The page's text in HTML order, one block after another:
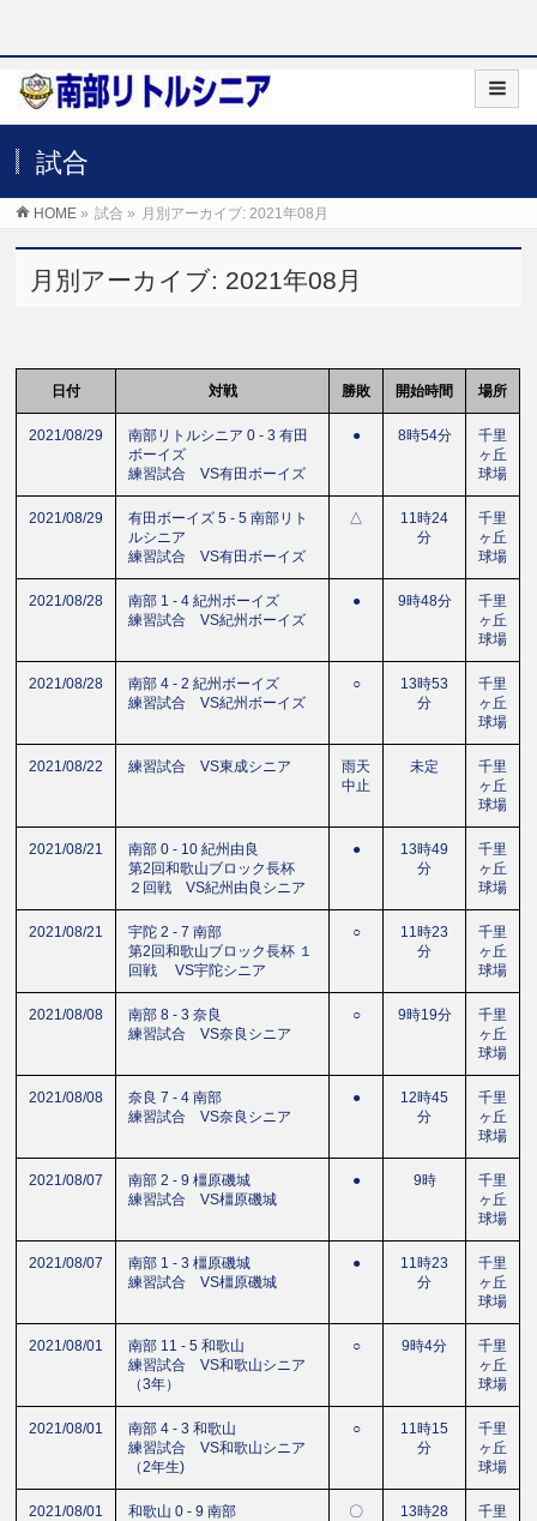
試合
HOME » 試合 » 月別アーカイブ: 2021年08月
月別アーカイブ: 2021年08月
日付 対戦 勝敗 開始時間 場所
2021/08/29
南部リトルシニア 0 - 3 有田
ボーイズ
練習試合 VS有田ボーイズ
● 8時54分
千里
ヶ丘
球場
2021/08/29
有田ボーイズ 5 - 5 南部リト
ルシニア
練習試合 VS有田ボーイズ
△
11時24
分
千里
ヶ丘
球場
2021/08/28
南部 1 - 4 紀州ボーイズ
練習試合 VS紀州ボーイズ
● 9時48分
千里
ヶ丘
球場
2021/08/28
南部 4 - 2 紀州ボーイズ
練習試合 VS紀州ボーイズ
○
13時53
分
千里
ヶ丘
球場
2021/08/22 練習試合 VS東成シニア
雨天
中止
未定
千里
ヶ丘
球場
2021/08/21
南部 0 - 10 紀州由良
第2回和歌山ブロック長杯
２回戦 VS紀州由良シニア
●
13時49
分
千里
ヶ丘
球場
2021/08/21
宇陀 2 - 7 南部
第2回和歌山ブロック長杯 １
回戦 VS宇陀シニア
○
11時23
分
千里
ヶ丘
球場
2021/08/08
南部 8 - 3 奈良
練習試合 VS奈良シニア
○ 9時19分
千里
ヶ丘
球場
2021/08/08
奈良 7 - 4 南部
練習試合 VS奈良シニア
●
12時45
分
千里
ヶ丘
球場
2021/08/07
南部 2 - 9 橿原磯城
練習試合 VS橿原磯城
● 9時
千里
ヶ丘
球場
2021/08/07
南部 1 - 3 橿原磯城
練習試合 VS橿原磯城
●
11時23
分
千里
ヶ丘
球場
2021/08/01
南部 11 - 5 和歌山
練習試合 VS和歌山シニア
（3年）
○ 9時4分
千里
ヶ丘
球場
2021/08/01
南部 4 - 3 和歌山
練習試合 VS和歌山シニア
（2年生)
○
11時15
分
千里
ヶ丘
球場
2021/08/01
和歌山 0 - 9 南部
〇
13時28
千里